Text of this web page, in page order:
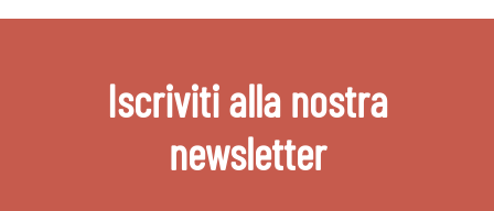
Iscriviti alla nostra
newsletter